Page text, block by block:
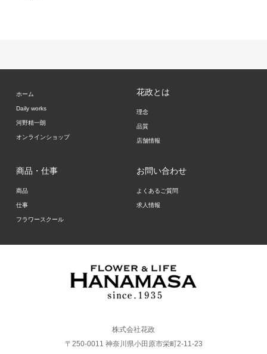
ホーム
Daily works
河野精一朗
オンラインショップ
花政とは
理念
品質
店舗情報
商品・仕事
商品
仕事
フラワースクール
お問い合わせ
よくあるご質問
求人情報
株式会社花政
〒250-0011 神奈川県小田原市栄町2-11-23